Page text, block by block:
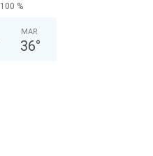
100 %
MAR
36°